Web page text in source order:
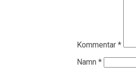
Kommentar *
Namn *